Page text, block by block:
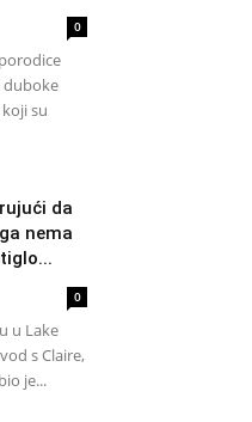
0
duboke
su
da
nema
0
u Lake
s Claire,
je...